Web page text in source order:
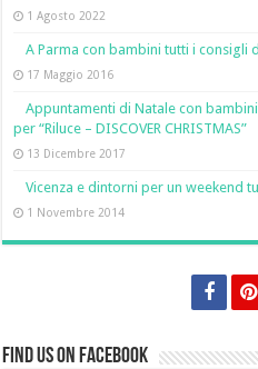
1 Agosto 2022
A Parma con bambini tutti i consigli
17 Maggio 2016
Appuntamenti di Natale con
per “Riluce – DISCOVER CHRISTMAS”
13 Dicembre 2017
Vicenza e dintorni per un weekend
1 Novembre 2014
Find us on Facebook